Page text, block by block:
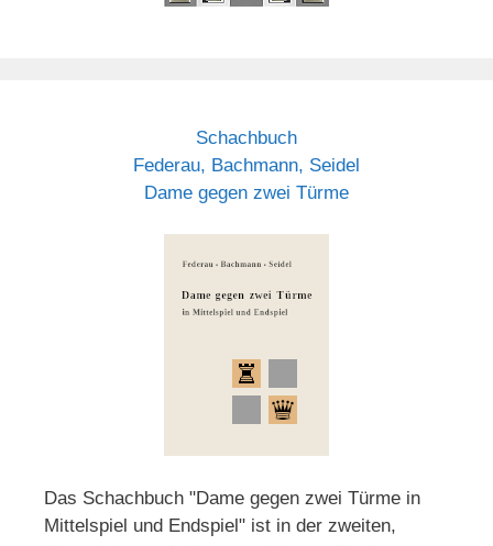
Schachbuch
Federau, Bachmann, Seidel
Dame gegen zwei Türme
Das Schachbuch "Dame gegen zwei Türme in
Mittelspiel und Endspiel" ist in der zweiten,